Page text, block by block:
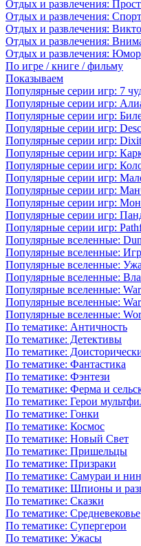
Отдых и развлечения:
Отдых и развлечения:
Отдых и развлечения:
Отдых и развлечения:
Отдых и развлечения: Юмор
По игре / книге / фильму
Показываем
Популярные серии игр: 7
Популярные серии игр:
Популярные серии игр:
Популярные серии игр:
Популярные серии игр: Dixit
Популярные серии игр:
Популярные серии игр:
Популярные серии игр:
Популярные серии игр:
Популярные серии игр:
Популярные серии игр:
Популярные серии игр:
Популярные вселенные:
Популярные вселенные:
Популярные вселенные:
Популярные вселенные:
Популярные вселенные:
Популярные вселенные:
Популярные вселенные:
По тематике: Античность
По тематике: Детективы
По тематике:
По тематике: Фантастика
По тематике: Фэнтези
По тематике: Ферма и
По тематике: Герои
По тематике: Гонки
По тематике: Космос
По тематике: Новый Свет
По тематике: Пришельцы
По тематике: Призраки
По тематике: Самураи и
По тематике: Шпионы и
По тематике: Сказки
По тематике: Средневековье
По тематике: Супергерои
По тематике: Ужасы